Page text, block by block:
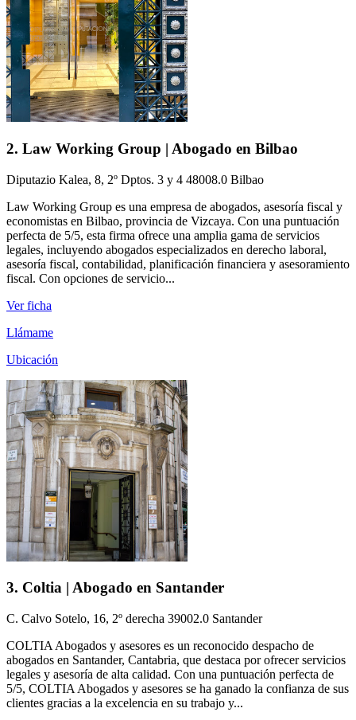
2. Law Working Group | Abogado en Bilbao
Diputazio Kalea, 8, 2º Dptos. 3 y 4 48008.0 Bilbao
Law Working Group es una empresa de abogados, asesoría fiscal y
economistas en Bilbao, provincia de Vizcaya. Con una puntuación
perfecta de 5/5, esta firma ofrece una amplia gama de servicios
legales, incluyendo abogados especializados en derecho laboral,
asesoría fiscal, contabilidad, planificación financiera y asesoramiento
fiscal. Con opciones de servicio...
Ver ficha
Llámame
Ubicación
3. Coltia | Abogado en Santander
C. Calvo Sotelo, 16, 2º derecha 39002.0 Santander
COLTIA Abogados y asesores es un reconocido despacho de
abogados en Santander, Cantabria, que destaca por ofrecer servicios
legales y asesoría de alta calidad. Con una puntuación perfecta de
5/5, COLTIA Abogados y asesores se ha ganado la confianza de sus
clientes gracias a la excelencia en su trabajo y...